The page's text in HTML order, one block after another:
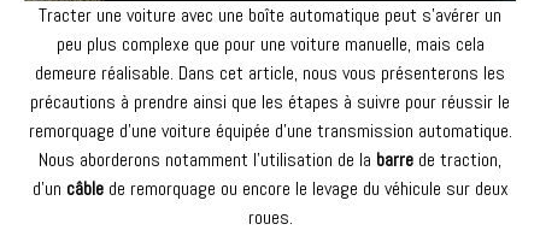
Tracter une voiture avec une boîte automatique peut s’avérer un
peu plus complexe que pour une voiture manuelle, mais cela
demeure réalisable. Dans cet article, nous vous présenterons les
précautions à prendre ainsi que les étapes à suivre pour réussir le
remorquage d’une voiture équipée d’une transmission automatique.
Nous aborderons notamment l’utilisation de la barre de traction,
d’un câblede remorquage ou encore le levage du véhicule sur deux
roues.